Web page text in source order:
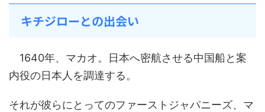
キチジローとの出会い
1640年、マカオ。日本へ密航させる中国船と案
内役の日本人を調達する。
それが彼らにとってのファーストジャパニーズ、マ